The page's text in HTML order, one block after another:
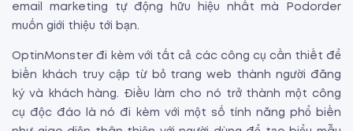
email marketing tự động hữu hiệu nhất mà Podorder
muốn giới thiệu tới bạn.
OptinMonster đi kèm với tất cả các công cụ cần thiết để
biến khách truy cập từ bỏ trang web thành người đăng
ký và khách hàng. Điều làm cho nó trở thành một công
cụ độc đáo là nó đi kèm với một số tính năng phổ biến